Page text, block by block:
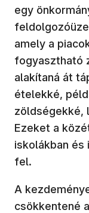
egy
amely a
fogyasztható
alakítaná át
ételekké,
zöldségekké,
Ezeket a
iskolákban és
fel.
A
csökkentené